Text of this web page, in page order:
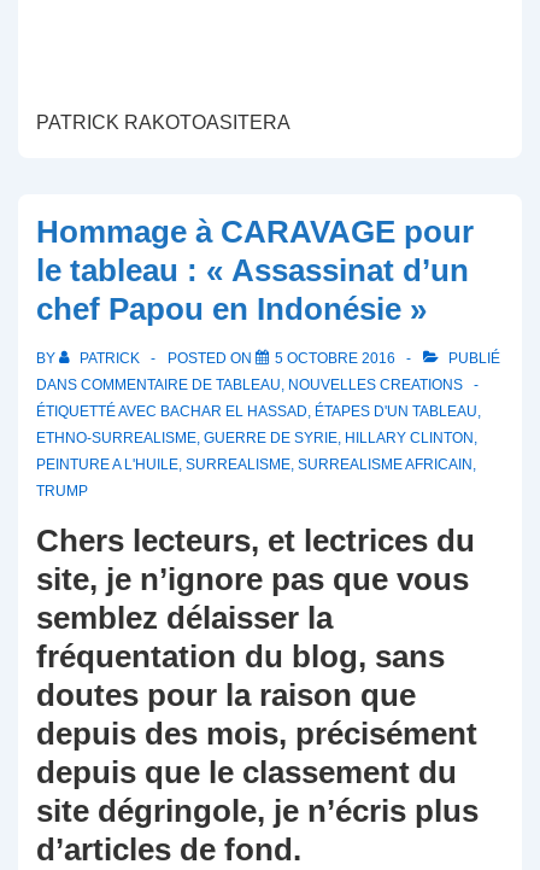
PATRICK RAKOTOASITERA
Hommage à CARAVAGE pour
le tableau : « Assassinat d’un
chef Papou en Indonésie »
BY PATRICK POSTED ON 5 OCTOBRE 2016
PUBLIÉ
DANS COMMENTAIRE DE TABLEAU, NOUVELLES CREATIONS
ÉTIQUETTÉ AVEC BACHAR EL HASSAD, ÉTAPES D'UN TABLEAU,
ETHNO-SURREALISME, GUERRE DE SYRIE, HILLARY CLINTON ,
PEINTURE A L'HUILE, SURREALISME, SURREALISME AFRICAIN ,
TRUMP
Chers lecteurs, et lectrices du
site, je n’ignore pas que vous
semblez délaisser la
fréquentation du blog, sans
doutes pour la raison que
depuis des mois, précisément
depuis que le classement du
site dégringole, je n’écris plus
d’articles de fond.